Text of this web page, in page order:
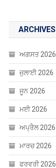
ARCHIVES
ਅਗਸਤ 2026
ਜੁਲਾਈ 2026
ਜੂਨ 2026
ਮਈ 2026
ਅਪ੍ਰੈਲ 2026
ਮਾਰਚ 2026
ਫਰਵਰੀ 2026